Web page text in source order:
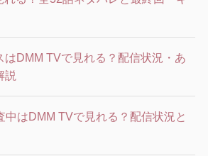
はDMM TVで見れる？配信状況・あ
説
中はDMM TVで見れる？配信状況と